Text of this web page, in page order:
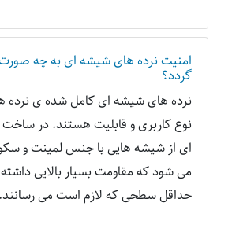
امنیت نرده های شیشه ای به چه
گردد؟
نرده های شیشه ای کامل شده ی نرده
نوع کاربری و قابلیت هستند. در
ای از شیشه هایی با جنس لمینت و
می شود که مقاومت بسیار بالایی داشته
حداقل سطحی که لازم است می رسانند.